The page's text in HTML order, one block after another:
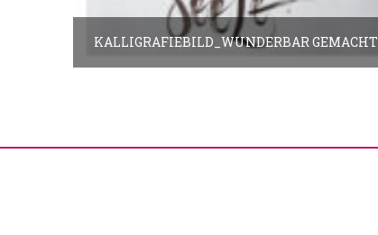
KALLIGRAFIEBILD_WUNDERBAR GEMACHT
25.00€